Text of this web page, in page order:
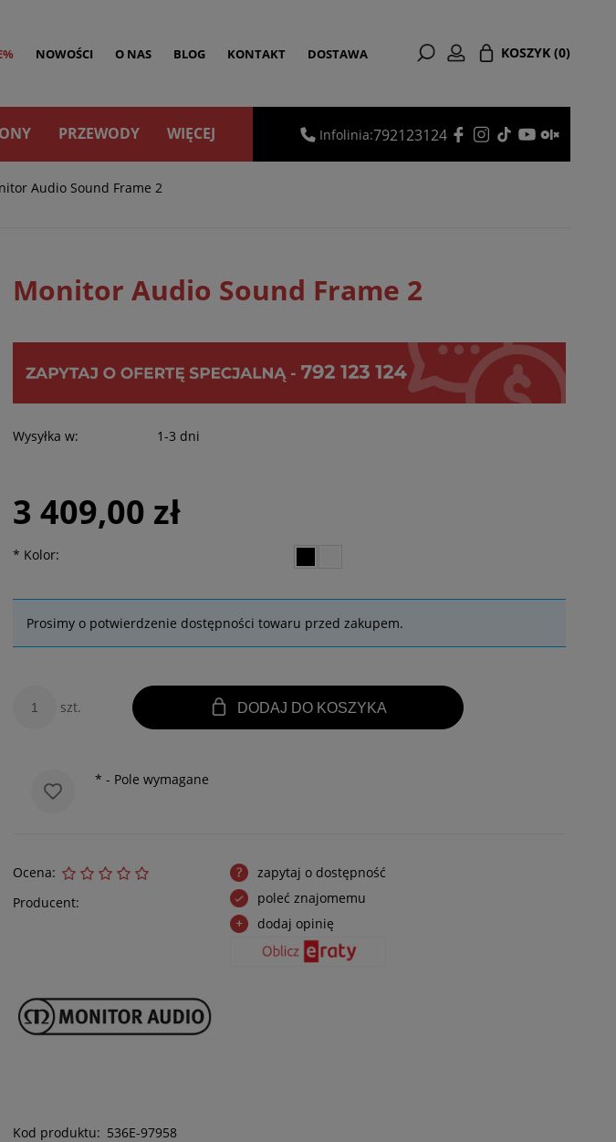
KOSZYK (0)
NOWOŚCI O NAS BLOG KONTAKT DOSTAWA
PRZEWODY WIĘCEJ Infolinia:792123124
Audio Sound Frame 2
Monitor Audio Sound Frame 2
Wysyłka w: 1-3 dni
3 409,00 zł
* Kolor:
Prosimy o potwierdzenie dostępności towaru przed zakupem.
szt. DODAJ DO KOSZYKA
* - Pole wymagane
Ocena:
Producent:
Kod produktu: 536E-97958
zapytaj o dostępność
poleć znajomemu
dodaj opinię